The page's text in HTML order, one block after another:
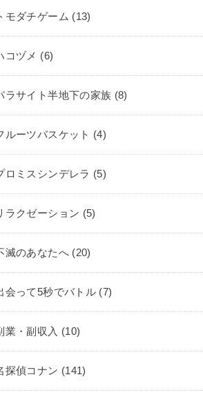
モダチゲーム (13)
コヅメ (6)
ラサイト半地下の家族 (8)
ルーツバスケット (4)
ロミスシンデレラ (5)
ラクゼーション (5)
滅のあなたへ (20)
会って5秒でバトル (7)
業・副収入 (10)
探偵コナン (141)